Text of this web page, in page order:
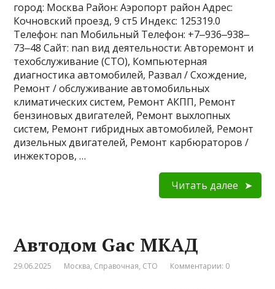
город: Москва Район: Аэропорт район Адрес:
Кочновский проезд, 9 ст5 Индекс: 125319.0
Телефон: nan Мобильный Телефон: +7‒936‒938‒
73‒48 Сайт: nan вид деятельности: Авторемонт и
техобслуживание (СТО), Компьютерная
диагностика автомобилей, Развал / Схождение,
Ремонт / обслуживание автомобильных
климатических систем, Ремонт АКПП, Ремонт
бензиновых двигателей, Ремонт выхлопных
систем, Ремонт гибридных автомобилей, Ремонт
дизельных двигателей, Ремонт карбюраторов /
инжекторов, …
Читать далее
Автодом Gac МКАД
29.06.2025 Москва, Справочная, СТО Комментарии: 0